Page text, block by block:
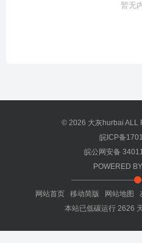
暂无
© 2026 大灰hurbai ALL
皖ICP备
皖公网安备
POWERED BY
网站首页 移动简版 网站地图
本站已低碳运行2626